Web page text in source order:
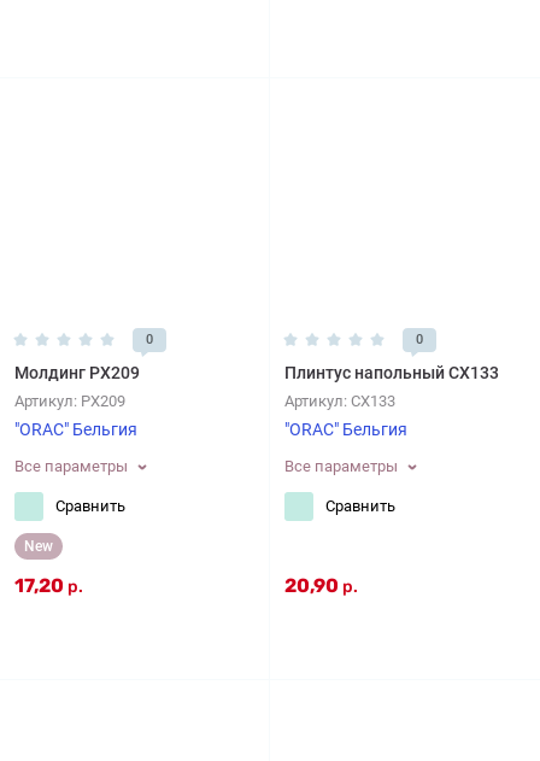
0
Молдинг PX209
Артикул: PX209
"ORAC" Бельгия
Все параметры
Сравнить
New
17,20 р.
0
Плинтус напольный CX133
Артикул: CX133
"ORAC" Бельгия
Все параметры
Сравнить
20,90 р.